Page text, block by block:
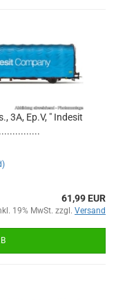
3A, Ep.V, " Indesit
61,99 EUR
19% MwSt. zzgl. Versand